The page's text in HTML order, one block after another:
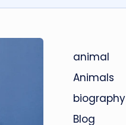
animal
Animals
biography
Blog